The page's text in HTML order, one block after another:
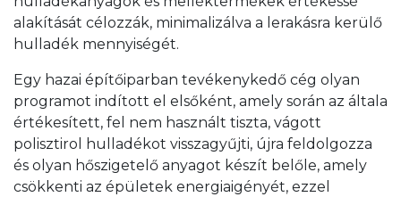
alakítását célozzák, minimalizálva a lerakásra kerülő
hulladék mennyiségét.
Egy hazai építőiparban tevékenykedő cég olyan
programot indított el elsőként, amely során az általa
értékesített, fel nem használt tiszta, vágott
polisztirol hulladékot visszagyűjti, újra feldolgozza
és olyan hőszigetelő anyagot készít belőle, amely
csökkenti az épületek energiaigényét, ezzel